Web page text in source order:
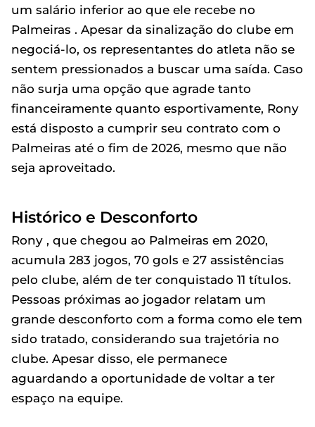
um salário inferior ao que ele recebe no
Palmeiras . Apesar da sinalização do clube em
negociá-lo, os representantes do atleta não se
sentem pressionados a buscar uma saída. Caso
não surja uma opção que agrade tanto
financeiramente quanto esportivamente, Rony
está disposto a cumprir seu contrato com o
Palmeiras até o fim de 2026, mesmo que não
seja aproveitado.
Histórico e Desconforto
Rony , que chegou ao Palmeiras em 2020,
acumula 283 jogos, 70 gols e 27 assistências
pelo clube, além de ter conquistado 11 títulos.
Pessoas próximas ao jogador relatam um
grande desconforto com a forma como ele tem
sido tratado, considerando sua trajetória no
clube. Apesar disso, ele permanece
aguardando a oportunidade de voltar a ter
espaço na equipe.